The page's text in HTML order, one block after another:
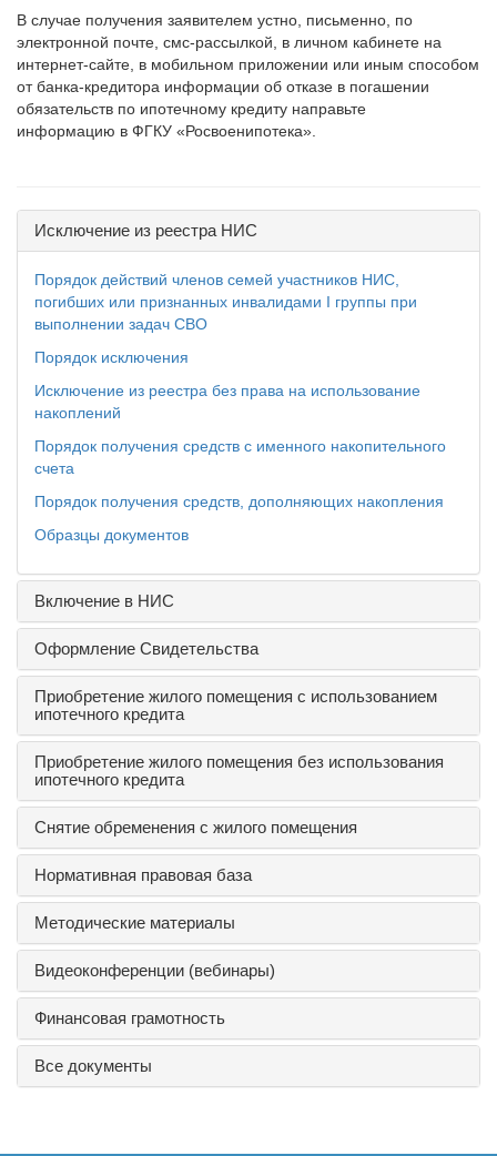
В случае получения заявителем устно, письменно, по
электронной почте, смс-рассылкой, в личном кабинете на
интернет-сайте, в мобильном приложении или иным способом
от банка-кредитора информации об отказе в погашении
обязательств по ипотечному кредиту направьте
информацию в ФГКУ «Росвоенипотека».
Исключение из реестра НИС
Порядок действий членов семей участников НИС,
погибших или признанных инвалидами I группы при
выполнении задач СВО
Порядок исключения
Исключение из реестра без права на использование
накоплений
Порядок получения средств с именного накопительного
счета
Порядок получения средств, дополняющих накопления
Образцы документов
Включение в НИС
Оформление Свидетельства
Приобретение жилого помещения с использованием
ипотечного кредита
Приобретение жилого помещения без использования
ипотечного кредита
Снятие обременения с жилого помещения
Нормативная правовая база
Методические материалы
Видеоконференции (вебинары)
Финансовая грамотность
Все документы